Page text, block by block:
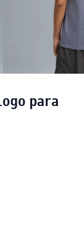
para
1 Logo para